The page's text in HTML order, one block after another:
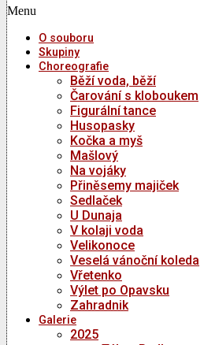
Menu
O souboru
Skupiny
Choreografie
Běží voda, běží
Čarování s kloboukem
Figurální tance
Husopasky
Kočka a myš
Mašlový
Na vojáky
Přiněsemy majiček
Sedlaček
U Dunaja
V kolaji voda
Velikonoce
Veselá vánoční koleda
Vřetenko
Výlet po Opavsku
Zahradnik
Galerie
2025